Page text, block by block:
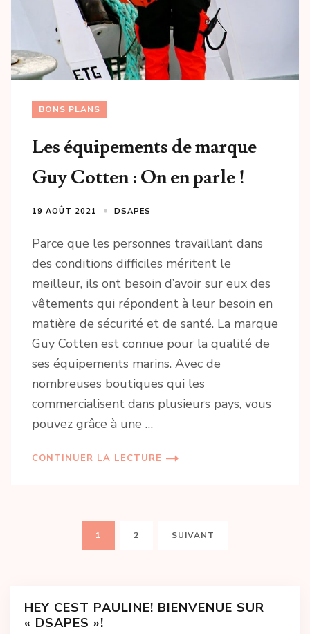
BONS PLANS
Les équipements de marque
Guy Cotten : On en parle !
19 AOÛT 2021 DSAPES
Parce que les personnes travaillant dans
des conditions difficiles méritent le
meilleur, ils ont besoin d’avoir sur eux des
vêtements qui répondent à leur besoin en
matière de sécurité et de santé. La marque
Guy Cotten est connue pour la qualité de
ses équipements marins. Avec de
nombreuses boutiques qui les
commercialisent dans plusieurs pays, vous
pouvez grâce à une …
CONTINUER LA LECTURE
PaginationPAGE
1 PAGE
2 SUIVANT
HEY CEST PAULINE! BIENVENUE SUR
« DSAPES »!